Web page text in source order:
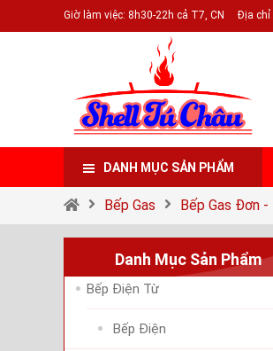
Giờ làm việc: 8h30-22h cả T7, CN Địa chỉ
DANH MỤC SẢN PHẨM
Bếp Gas Bếp Gas Đơn
Danh Mục Sản Phẩm
Bếp Điện Từ
Bếp Điện